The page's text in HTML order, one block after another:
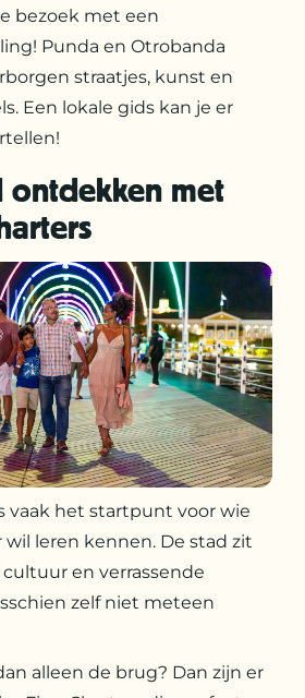
bezoek met een
Punda en Otrobanda
straatjes, kunst en
Een lokale gids kan je er
ontdekken met
vaak het startpunt voor wie
leren kennen. De stad zit
en verrassende
zelf niet meteen
alleen de brug? Dan zijn er